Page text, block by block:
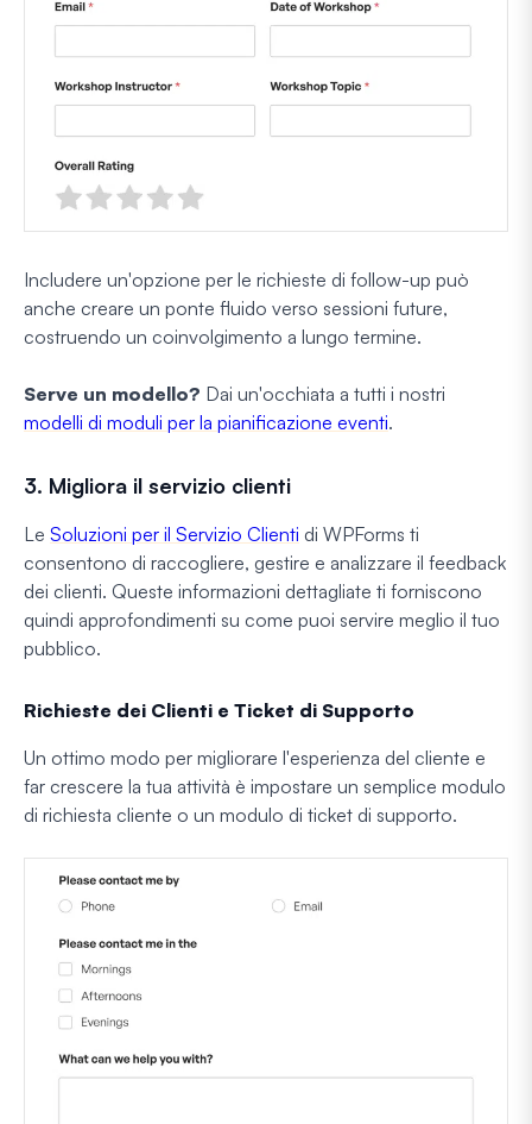
Includere un'opzione per le richieste di follow-up può
anche creare un ponte fluido verso sessioni future,
costruendo un coinvolgimento a lungo termine.
Serve un modello? Dai un'occhiata a tutti i nostri
modelli di moduli per la pianificazione eventi.
3. Migliora il servizio clienti
Le Soluzioni per il Servizio Clienti di WPForms ti
consentono di raccogliere, gestire e analizzare il feedback
dei clienti. Queste informazioni dettagliate ti forniscono
quindi approfondimenti su come puoi servire meglio il tuo
pubblico.
Richieste dei Clienti e Ticket di Supporto
Un ottimo modo per migliorare l'esperienza del cliente e
far crescere la tua attività è impostare un semplice modulo
di richiesta cliente o un modulo di ticket di supporto.